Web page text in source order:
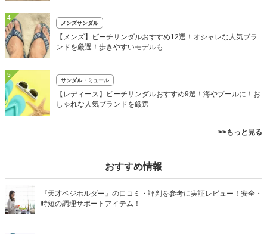
4
メンズサンダル
【メンズ】ビーチサンダルおすすめ12選！オシャレな人気ブラ
ンドを厳選！歩きやすいモデルも
5
サンダル・ミュール
【レディース】ビーチサンダルおすすめ9選！海やプールに！お
しゃれな人気ブランドを厳選
>>もっと見る
おすすめ情報
『天才ベジホルダー』の口コミ・評判を参考に実証レビュー！安全・
時短の調理サポートアイテム！